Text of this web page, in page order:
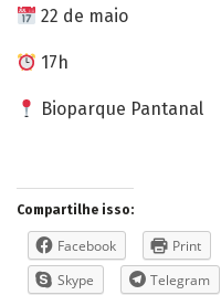
22 de maio
17h
Bioparque Pantanal
Compartilhe isso:
Facebook Print
Skype
Telegram